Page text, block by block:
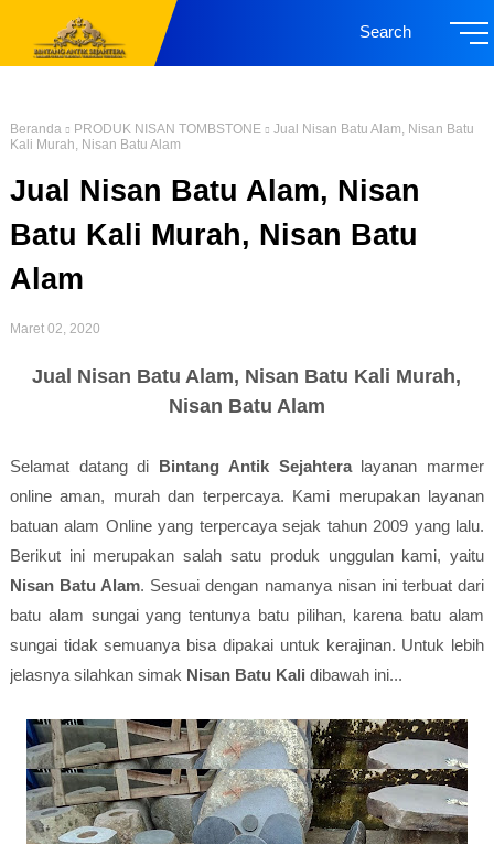
Search
Beranda PRODUK NISAN TOMBSTONE
Jual Nisan Batu Alam, Nisan Batu
Kali Murah, Nisan Batu Alam
Jual Nisan Batu Alam, Nisan
Batu Kali Murah, Nisan Batu
Alam
Maret 02, 2020
Jual Nisan Batu Alam, Nisan Batu Kali Murah,
Nisan Batu Alam
Selamat datang di Bintang Antik Sejahteralayanan marmer
online aman, murah dan terpercaya. Kami merupakan layanan
batuan alam Online yang terpercaya sejak tahun 2009 yang lalu.
Berikut ini merupakan salah satu produk unggulan kami, yaitu
Nisan Batu Alam. Sesuai dengan namanya nisan ini terbuat dari
batu alam sungai yang tentunya batu pilihan, karena batu alam
sungai tidak semuanya bisa dipakai untuk kerajinan. Untuk lebih
jelasnya silahkan simak Nisan Batu Kali dibawah ini...